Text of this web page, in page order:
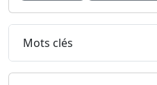
Mots clés